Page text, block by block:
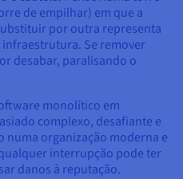
de empilhar) em que a
por outra representa
Se remover
desabar, paralisando o
monolítico em
complexo, desafiante e
numa organização moderna e
interrupção pode ter
danos à reputação.